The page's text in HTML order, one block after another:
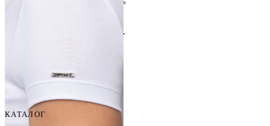
ОТ ПРОИЗВОДИТЕЛЯ
8 (804) 700-20-66
КАТАЛОГ